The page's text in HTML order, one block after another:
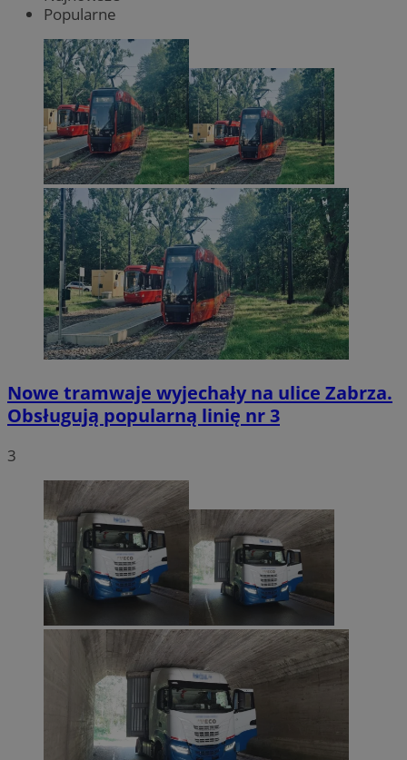
Popularne
Nowe tramwaje wyjechały na ulice Zabrza.
Obsługują popularną linię nr 3
3